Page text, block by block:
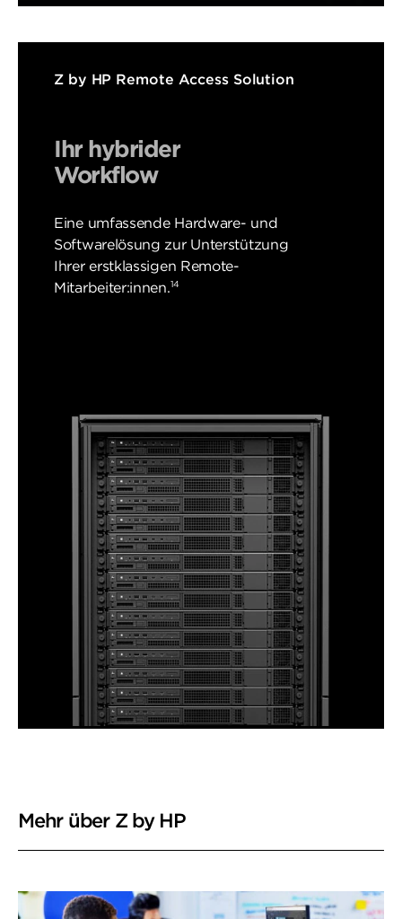
Z by HP Remote Access Solution
Ihr hybrider
Workflow
Eine umfassende Hardware- und
Softwarelösung zur Unterstützung
Ihrer erstklassigen Remote-
Mitarbeiter:innen.14
Mehr über Z by HP